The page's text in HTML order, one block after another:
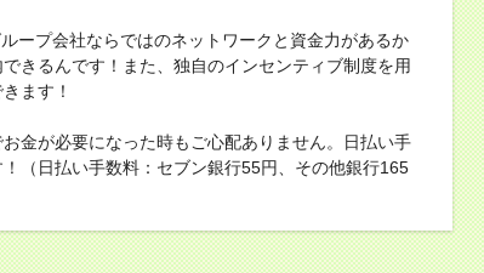
プ会社ならではのネットワークと資金力があるか
きるんです！また、独自のインセンティブ制度を用
ます！
金が必要になった時もご心配ありません。日払い手
（日払い手数料：セブン銀行55円、その他銀行165